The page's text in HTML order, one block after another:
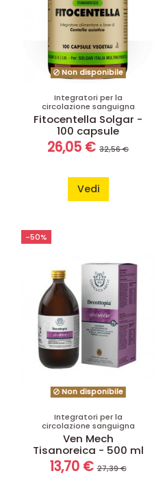
Non disponibile
Integratori per la
circolazione sanguigna
Fitocentella Solgar -
100 capsule
26,05 € 32,56 €
Vedi
-50%
Non disponibile
Integratori per la
circolazione sanguigna
Ven Mech
Tisanoreica - 500 ml
13,70 €27,39 €